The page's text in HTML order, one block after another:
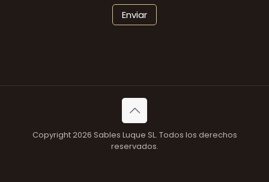
Copyright 2026 Sables Luque SL. Todos los derechos
reservados.